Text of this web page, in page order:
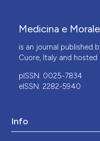
Medicina e Morale
is an journal published
Cuore, Italy and hosted
pISSN: 0025-7834
eISSN: 2282-5940
Info